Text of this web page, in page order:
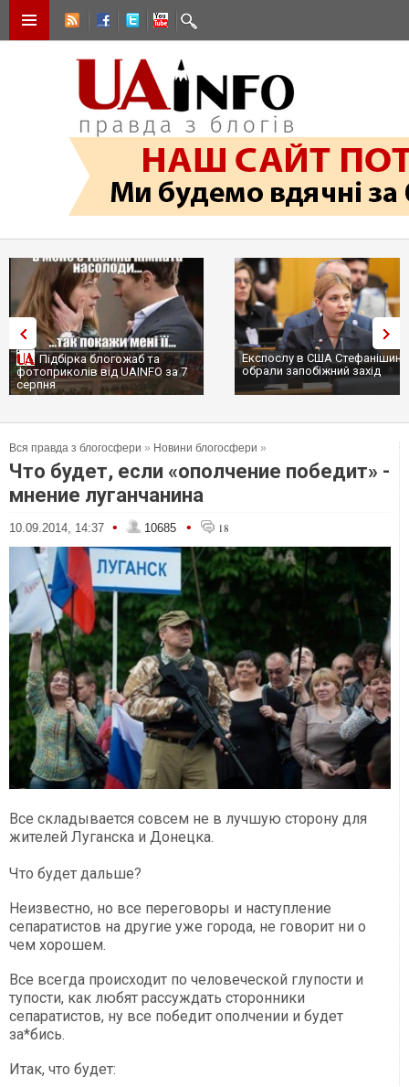
Підбірка блогожаб та
фотоприколів від UAINFO за 7
серпня
Експослу в США Стефанішиній
обрали запобіжний захід
Вся правда з блогосфери » Новини блогосфери »
Что будет, если «ополчение победит» -
мнение луганчанина
10.09.2014, 14:37 • 10685 • 18
Все складывается совсем не в лучшую сторону для
жителей Луганска и Донецка.
Что будет дальше?
Неизвестно, но все переговоры и наступление
сепаратистов на другие уже города, не говорит ни о
чем хорошем.
Все всегда происходит по человеческой глупости и
тупости, как любят рассуждать сторонники
сепаратистов, ну все победит ополчении и будет
за*бись.
Итак, что будет: